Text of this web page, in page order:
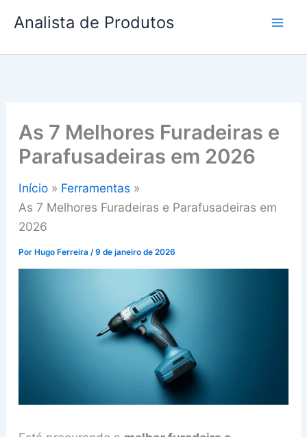
paraAnalista de Produtos
As 7 Melhores Furadeiras e
Parafusadeiras em 2026
Início
Ferramentas
As 7 Melhores Furadeiras e Parafusadeiras em
2026
Por Hugo Ferreira /9 de janeiro de 2026